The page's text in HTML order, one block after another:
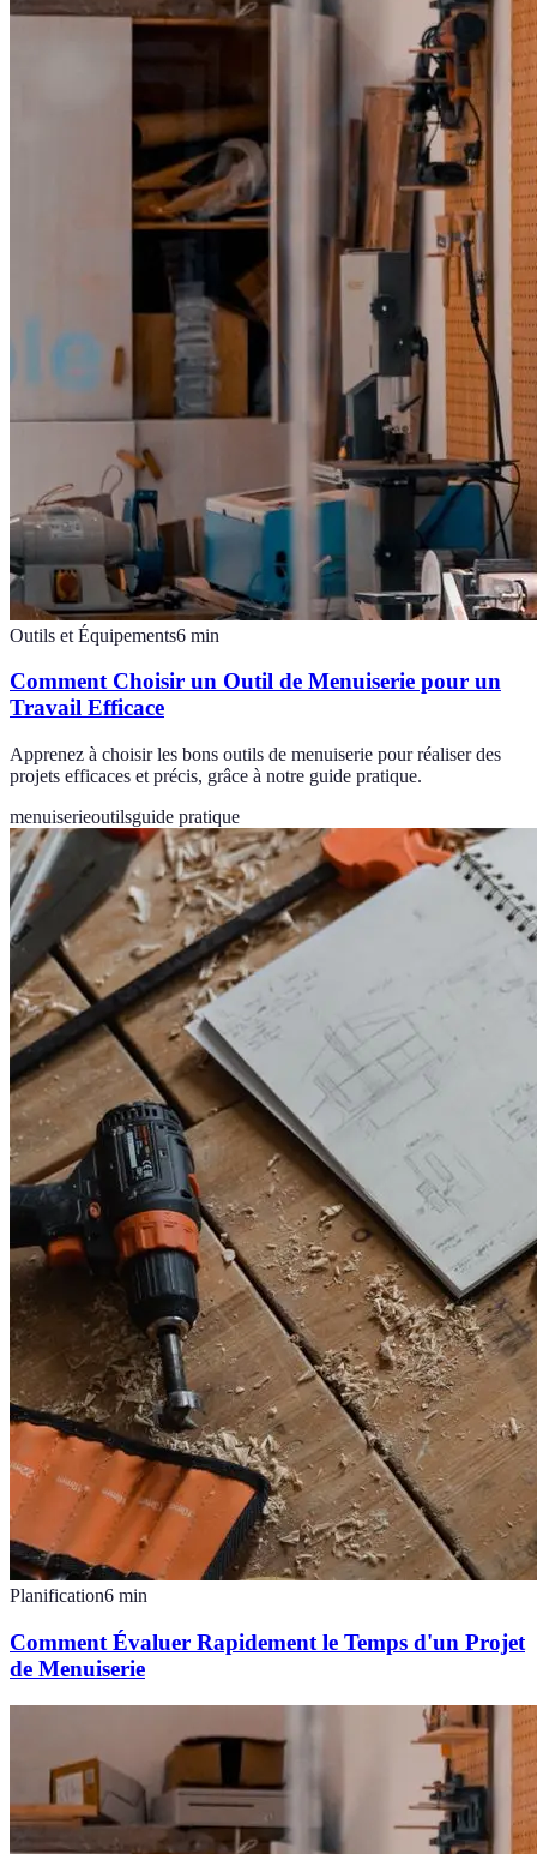
Outils et Équipements6 min
Comment Choisir un Outil de Menuiserie pour un
Travail Efficace
Apprenez à choisir les bons outils de menuiserie pour réaliser des
projets efficaces et précis, grâce à notre guide pratique.
menuiserieoutilsguide pratique
Planification6 min
Comment Évaluer Rapidement le Temps d'un Projet
de Menuiserie